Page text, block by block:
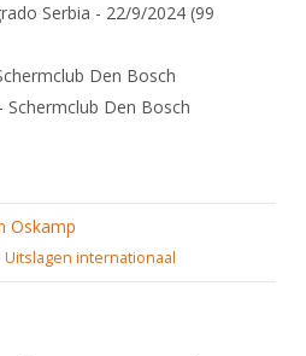
Serbia - 22/9/2024 (99
Den Bosch
Den Bosch
Oskamp
Uitslagen internationaal